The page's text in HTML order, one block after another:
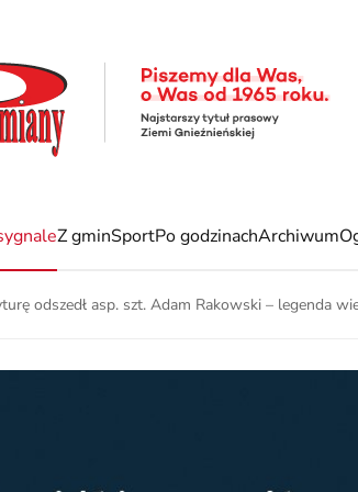
Z gminSportPo godzinachArchiwum
odszedł asp. szt. Adam Rakowski – legenda